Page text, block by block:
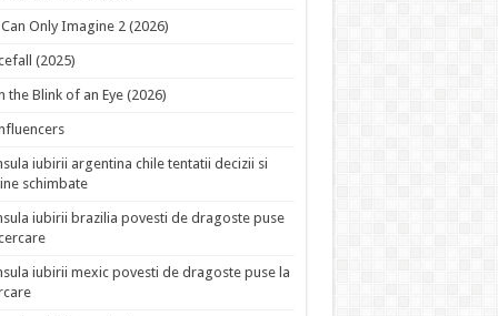
Only Imagine 2 (2026)
(2025)
the Blink of an Eye (2026)
iubirii argentina chile tentatii decizii si
schimbate
iubirii brazilia povesti de dragoste puse
iubirii mexic povesti de dragoste puse la